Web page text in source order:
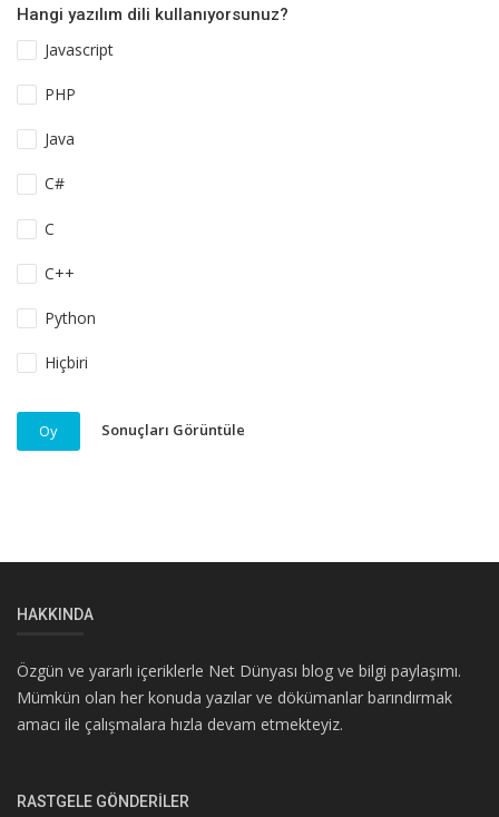
Hangi yazılım dili kullanıyorsunuz?
Javascript
PHP
Java
C#
C
C++
Python
Hiçbiri
Oy Sonuçları Görüntüle
HAKKINDA
Özgün ve yararlı içeriklerle Net Dünyası blog ve bilgi paylaşımı.
Mümkün olan her konuda yazılar ve dökümanlar barındırmak
amacı ile çalışmalara hızla devam etmekteyiz.
RASTGELE GÖNDERILER